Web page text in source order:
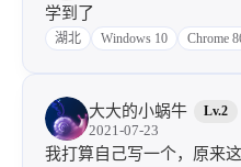
学到了
湖北 Windows 10 Chrome
大大的小蜗牛 Lv.2
2021-07-23
我打算自己写一个，原来